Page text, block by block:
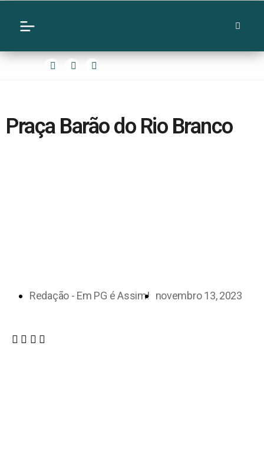
Praça Barão do Rio Branco
Redação - Em PG é Assim! novembro 13, 2023